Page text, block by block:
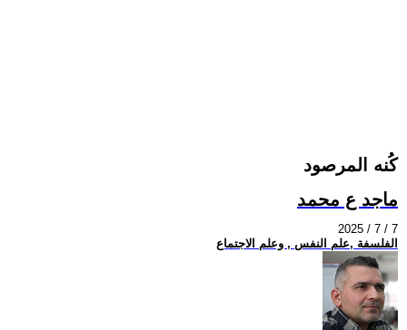
كُنه المرصود
ماجد ع محمد
2025 / 7 / 7
الفلسفة ,علم النفس , وعلم الاجتماع